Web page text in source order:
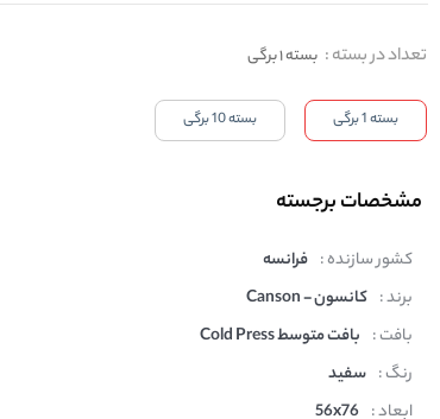
تعداد در بسته: بسته 1 برگی
بسته 1 برگی بسته 10 برگی
مشخصات برجسته
کشور سازنده : فرانسه
برند : کانسون - Canson
بافت : بافت متوسط Cold Press
رنگ : سفید
ابعاد : 56x76